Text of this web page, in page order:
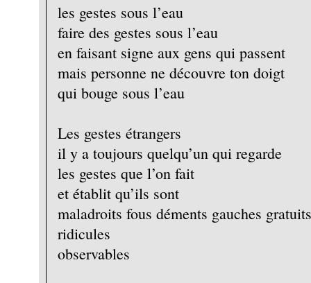
les gestes sous l’eau
faire des gestes sous l’eau
en faisant signe aux gens qui passent
mais personne ne découvre ton doigt
qui bouge sous l’eau
Les gestes étrangers
il y a toujours quelqu’un qui regarde
les gestes que l’on fait
et établit qu’ils sont
maladroits fous déments gauches gratuits
ridicules
observables